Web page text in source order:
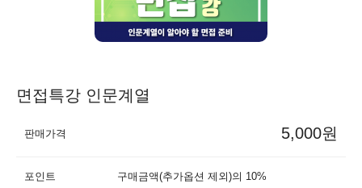
면접특강 인문계열
판매가격 5,000원
포인트
구매금액(추가옵션 제외)의 10%